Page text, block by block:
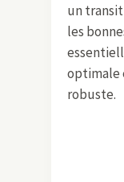
un
les
optimale
robuste.